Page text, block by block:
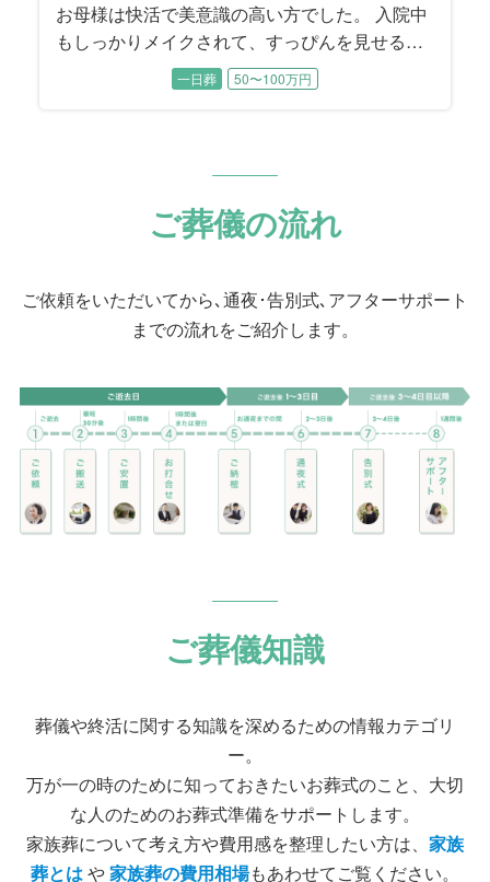
お母様は快活で美意識の高い方でした。 入院中
もしっかりメイクされて、すっぴんを見せるこ
とはほぼ無かったそうです。 ご葬儀の打ち合わ
せから当日の運営、ご葬儀後の諸手続きは三人
一日葬 50〜100万円
ご葬儀の流れ
ご依頼をいただいてから､通夜･告別式､アフターサポート
までの流れをご紹介します。
ご葬儀知識
葬儀や終活に関する知識を深めるための情報カテゴリ
ー。
万が一の時のために知っておきたいお葬式のこと、大切
な人のためのお葬式準備をサポートします。
家族葬について考え方や費用感を整理したい方は、 家族
葬とは や家族葬の費用相場もあわせてご覧ください。